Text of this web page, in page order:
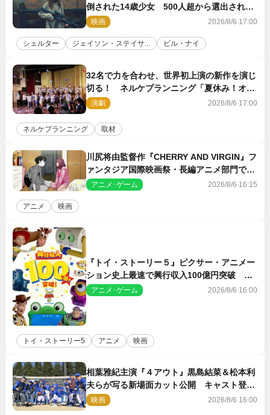
倒された14歳少女 500人超から選出された
新鋭ボディ・レイ・ブレスナックとは
映画 2026/8/6 17:00
シェルター ジェイソン・ステイサ... ビル・ナイ
32名で力を合わせ、世界初上演の新作を演じ
切る！ ネルケプランニング「夏休み！オ
ン・ワークショップ2026」レポート【最終
日】
演劇 2026/8/6 17:00
ネルケプランニング 取材
川尻将由監督作『CHERRY AND VIRGIN』フ
ァンタジア国際映画祭・長編アニメ部門で観
客賞・金賞受賞！
アニメ･ゲーム 2026/8/6 16:15
アニメ 映画
『トイ・ストーリー５』ピクサー・アニメー
ション史上最速で興行収入100億円突破 シ
リーズNo.1興収が目前
アニメ･ゲーム 2026/8/6 16:00
トイ・ストーリー5 アニメ 映画
相葉雅紀主演『４アウト』黒島結菜＆松本利
夫らが写る新場面カット公開 キャスト登壇
イベントも決定
映画 2026/8/6 16:00